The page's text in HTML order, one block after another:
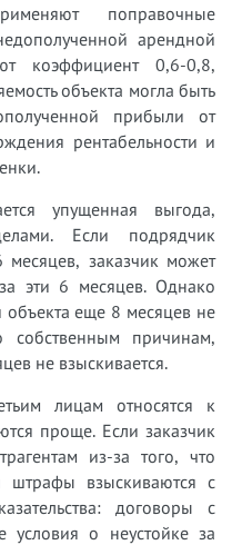
поправочные
арендной
коэффициент 0,6-0,8,
объекта могла быть
прибыли от
рентабельности и
упущенная выгода,
Если подрядчик
заказчик может
эти 6 месяцев. Однако
объекта еще 8 месяцев не
собственным причинам,
не взыскивается.
лицам относятся к
проще. Если заказчик
из-за того, что
штрафы взыскиваются с
договоры с
условия о неустойке за